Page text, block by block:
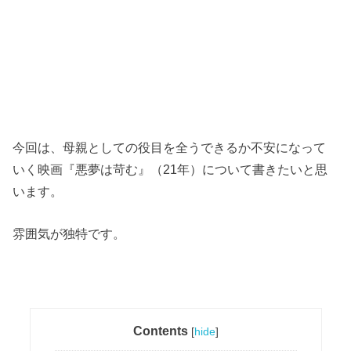
今回は、母親としての役目を全うできるか不安になって
いく映画『悪夢は苛む』（21年）について書きたいと思
います。
雰囲気が独特です。
Contents [hide]